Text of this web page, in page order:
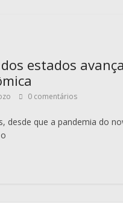
estados
0 comentários
desde que a pandemia do